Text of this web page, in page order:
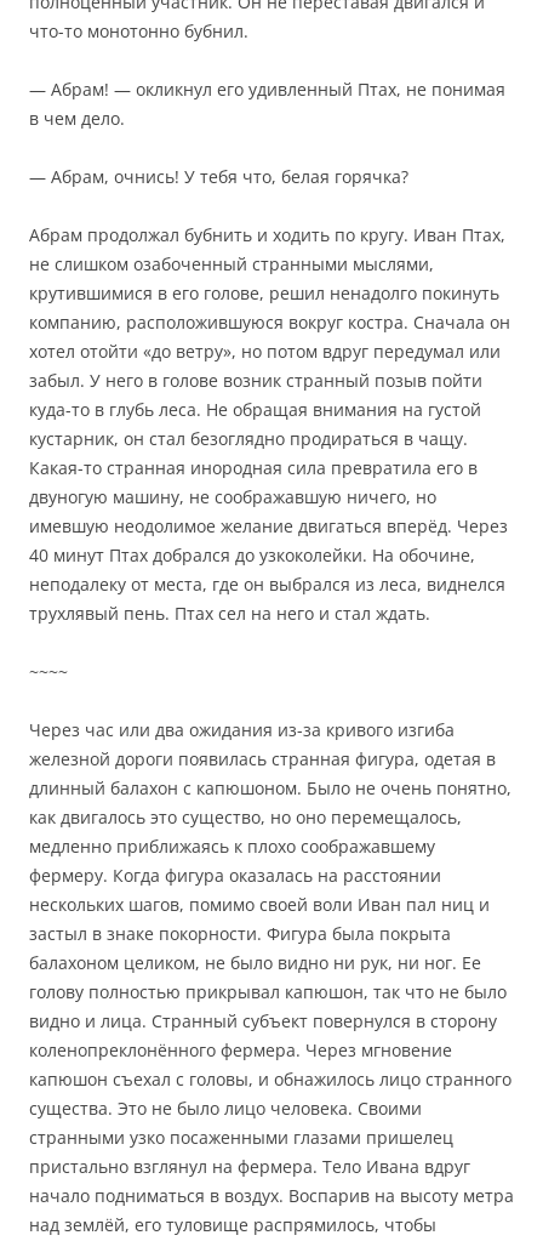
что-то монотонно бубнил.
— Абрам! — окликнул его удивленный Птах, не понимая
в чем дело.
— Абрам, очнись! У тебя что, белая горячка?
Абрам продолжал бубнить и ходить по кругу. Иван Птах,
не слишком озабоченный странными мыслями,
крутившимися в его голове, решил ненадолго покинуть
компанию, расположившуюся вокруг костра. Сначала он
хотел отойти «до ветру», но потом вдруг передумал или
забыл. У него в голове возник странный позыв пойти
куда-то в глубь леса. Не обращая внимания на густой
кустарник, он стал безоглядно продираться в чащу.
Какая-то странная инородная сила превратила его в
двуногую машину, не соображавшую ничего, но
имевшую неодолимое желание двигаться вперёд. Через
40 минут Птах добрался до узкоколейки. На обочине,
неподалеку от места, где он выбрался из леса, виднелся
трухлявый пень. Птах сел на него и стал ждать.
~~~~
Через час или два ожидания из-за кривого изгиба
железной дороги появилась странная фигура, одетая в
длинный балахон с капюшоном. Было не очень понятно,
как двигалось это существо, но оно перемещалось,
медленно приближаясь к плохо соображавшему
фермеру. Когда фигура оказалась на расстоянии
нескольких шагов, помимо своей воли Иван пал ниц и
застыл в знаке покорности. Фигура была покрыта
балахоном целиком, не было видно ни рук, ни ног. Ее
голову полностью прикрывал капюшон, так что не было
видно и лица. Странный субъект повернулся в сторону
коленопреклонённого фермера. Через мгновение
капюшон съехал с головы, и обнажилось лицо странного
существа. Это не было лицо человека. Своими
странными узко посаженными глазами пришелец
пристально взглянул на фермера. Тело Ивана вдруг
начало подниматься в воздух. Воспарив на высоту метра
над землёй, его туловище распрямилось, чтобы